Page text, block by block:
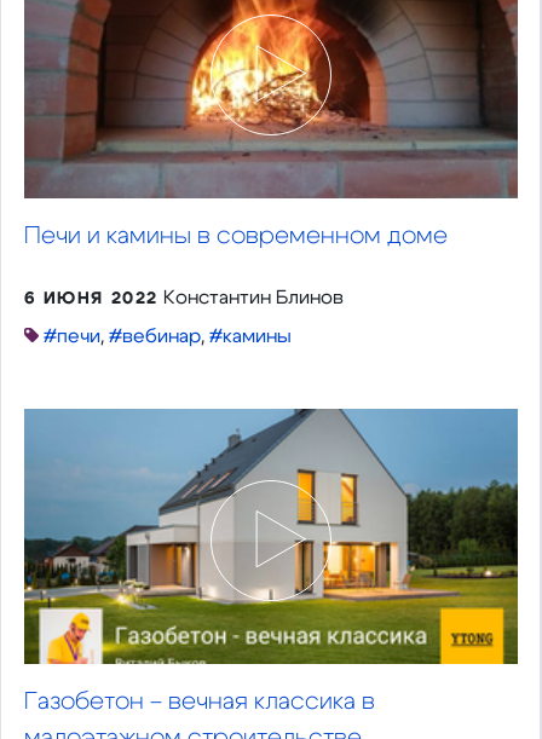
Печи и камины в современном доме
6 ИЮНЯ 2022 Константин Блинов
#печи, #вебинар, #камины
Газобетон – вечная классика в